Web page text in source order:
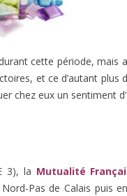
cette période, mais
et ce d’autant plus
chez eux un sentiment
3), la Mutualité
Pas de Calais puis